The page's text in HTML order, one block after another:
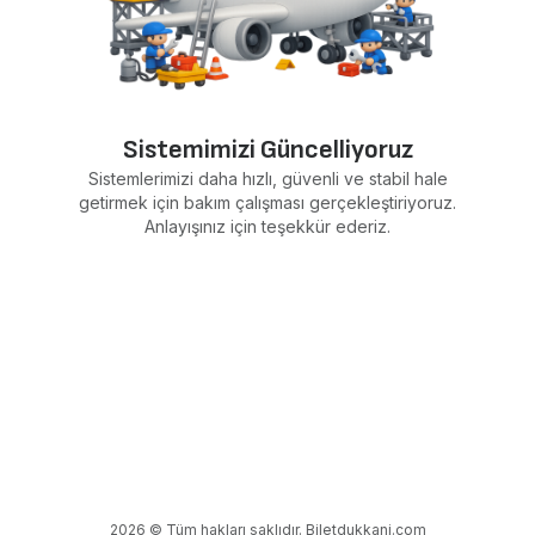
Sistemimizi Güncelliyoruz
Sistemlerimizi daha hızlı, güvenli ve stabil hale
getirmek için bakım çalışması gerçekleştiriyoruz.
Anlayışınız için teşekkür ederiz.
2026 © Tüm hakları saklıdır. Biletdukkani.com